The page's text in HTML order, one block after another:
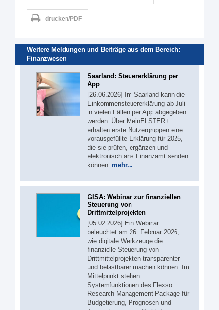
drucken/PDF
Weitere Meldungen und Beiträge aus dem Bereich:
Finanzwesen
Saarland: Steuererklärung per
App
[26.06.2026] Im Saarland kann die
Einkommensteuererklärung ab Juli
in vielen Fällen per App abgegeben
werden. Über MeinELSTER+
erhalten erste Nutzergruppen eine
vorausgefüllte Erklärung für 2025,
die sie prüfen, ergänzen und
elektronisch ans Finanzamt senden
können. mehr...
GISA: Webinar zur finanziellen
Steuerung von
Drittmittelprojekten
[05.02.2026] Ein Webinar
beleuchtet am 26. Februar 2026,
wie digitale Werkzeuge die
finanzielle Steuerung von
Drittmittelprojekten transparenter
und belastbarer machen können. Im
Mittelpunkt stehen
Systemfunktionen des Flexso
Research Management Package für
Budgetierung, Prognosen und